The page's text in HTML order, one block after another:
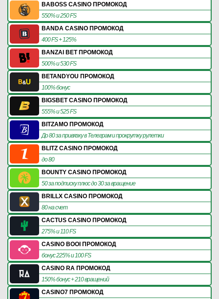
BABOSS CASINO ПРОМОКОД
550% и 250 FS
BANDA CASINO ПРОМОКОД
400 FS + 125%
BANZAI BET ПРОМОКОД
500% и 530 FS
BETANDYOU ПРОМОКОД
100% бонус
BIGSBET CASINO ПРОМОКОД
555% и 525 FS
BITZAMO ПРОМОКОД
До 80 за привязку в Телеграм и прокрутку рулетки
BLITZ CASINO ПРОМОКОД
до 80
BOUNTY CASINO ПРОМОКОД
50 за подписку плюс до 30 за вращение
BRILLX CASINO ПРОМОКОД
80 на счет
CACTUS CASINO ПРОМОКОД
275% и 110 FS
CASINO BOOI ПРОМОКОД
бонус 225% и 100 FS
CASINO RA ПРОМОКОД
150% бонус + 210 вращений
CASINO7 ПРОМОКОД